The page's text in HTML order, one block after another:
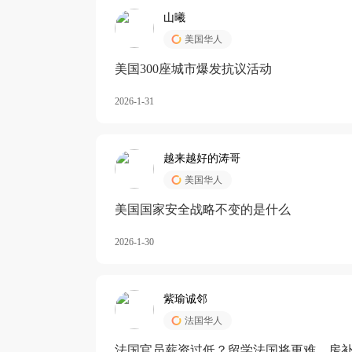
山曦
美国华人
美国300座城市爆发抗议活动
2026-1-31
越来越好的涛哥
美国华人
美国国家安全战略不变的是什么
2026-1-30
紫瑜诚邻
法国华人